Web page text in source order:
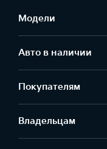
Модели
Авто в наличии
Покупателям
Владельцам